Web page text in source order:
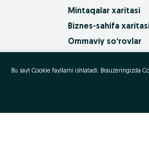
Mintaqalar xaritasi
Biznes-sahifa
Ommaviy so‘rovlar
Qanday sotib olish
OLX.ro OLX.ua OLX.pt
Bu sayt Cookie fayllarni ishlatadi. Brauzeringizda